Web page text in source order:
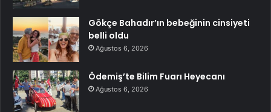
Gökçe Bahadır’ın bebeğinin cinsiyeti
belli oldu
Ağustos 6, 2026
Ödemiş’te Bilim Fuarı Heyecanı
Ağustos 6, 2026